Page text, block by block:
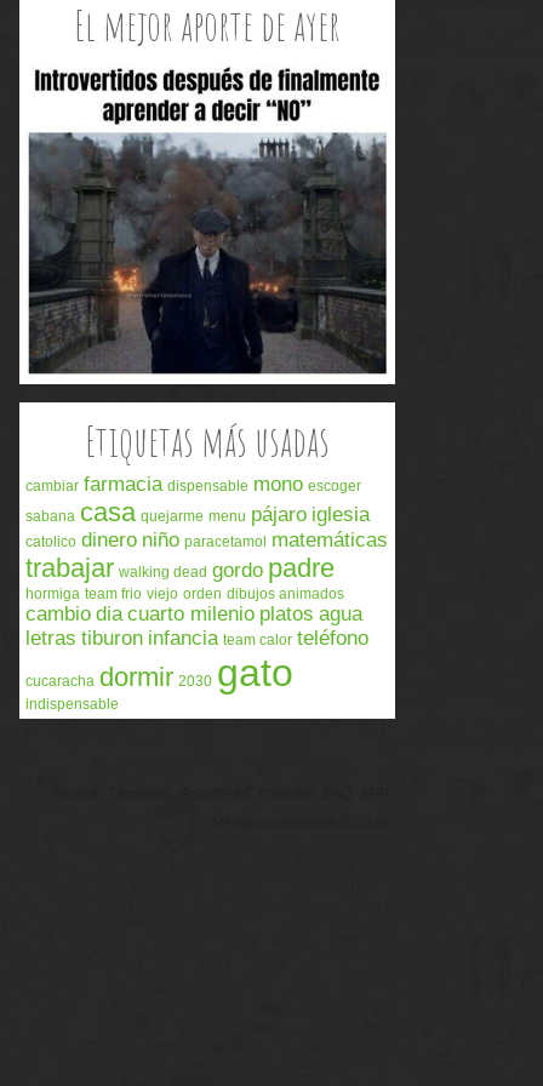
El mejor aporte de ayer
Etiquetas más usadas
cambiar farmacia dispensable mono escoger
sabana casa quejarme menu pájaro iglesia
catolico dinero niño paracetamol matemáticas
trabajar walking dead gordo padre
hormiga team frio viejo orden dibujos animados
cambio dia cuarto milenio platos agua
letras tiburon infancia team calor teléfono
cucaracha dormir 2030 gato
indispensable